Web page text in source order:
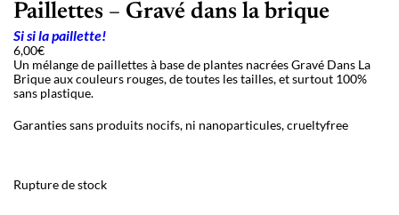
Paillettes – Gravé dans la brique
Si si la paillette!
6,00€
Un mélange de paillettes à base de plantes nacrées Gravé Dans La
Brique aux couleurs rouges, de toutes les tailles, et surtout 100%
sans plastique.
Garanties sans produits nocifs, ni nanoparticules, crueltyfree
Rupture de stock